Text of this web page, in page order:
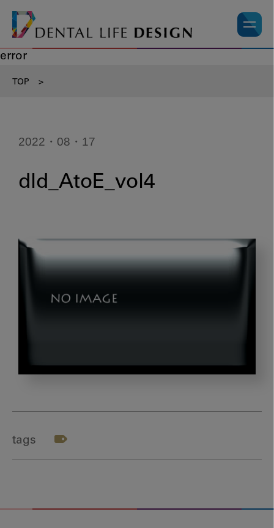
error
TOP >
2022・08・17
dld_AtoE_vol4
tags